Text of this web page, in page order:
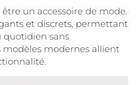
un accessoire de mode.
et discrets, permettant
quotidien sans
modernes allient